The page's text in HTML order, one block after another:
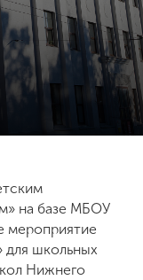
на базе МБОУ
мероприятие
для школьных
Нижнего